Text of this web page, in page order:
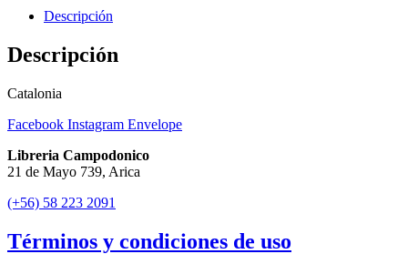
Descripción
Descripción
Catalonia
Facebook Instagram Envelope
Libreria Campodonico
21 de Mayo 739, Arica
(+56) 58 223 2091
Términos y condiciones de uso